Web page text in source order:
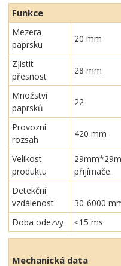
Funkce
Mezera
paprsku
20 mm
Zjistit
přesnost
28 mm
Množství
paprsků
22
Provozní
rozsah
420 mm
Velikost
produktu
přijímače.
Detekční
vzdálenost
30-6000
Doba odezvy
≤15 ms
Mechanická data